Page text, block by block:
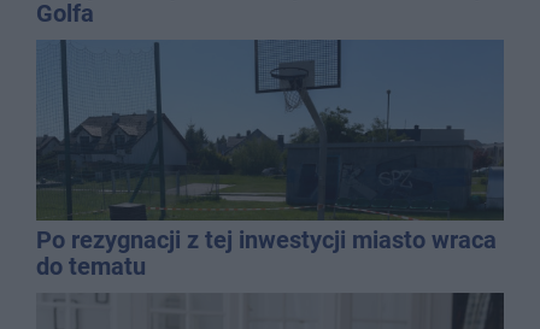
Golfa
Po rezygnacji z tej inwestycji miasto wraca
do tematu